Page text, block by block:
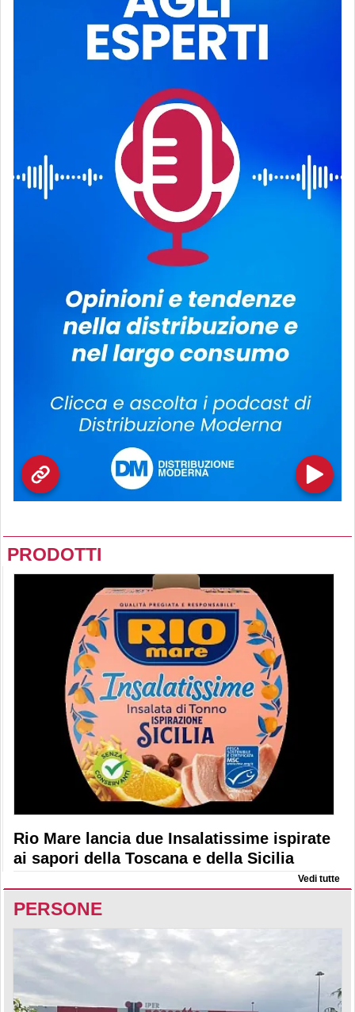
PRODOTTI
Rio Mare lancia due Insalatissime ispirate
ai sapori della Toscana e della Sicilia
Vedi tutte
PERSONE